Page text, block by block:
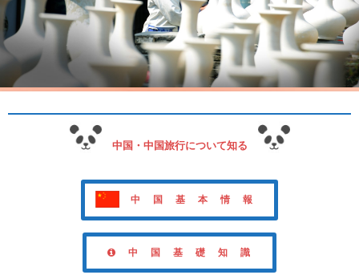
中国・中国旅行について知る
中 国 基 本 情 報
中 国 基 礎 知 識